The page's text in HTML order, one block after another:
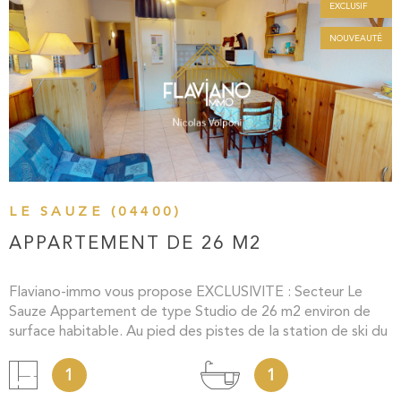
LE SAUZE (04400)
APPARTEMENT DE 26 M2
Flaviano-immo vous propose EXCLUSIVITE : Secteur Le
Sauze Appartement de type Studio de 26 m2 environ de
surface habitable. Au pied des pistes de la station de ski du
alimentation, caisse des remontées mécaniques etc..) Ce
bien est composé de la façon suivante : entrée, coin
1 1
EXCLUSIF
NOUVEAUTÉ
VOIR LE BIEN